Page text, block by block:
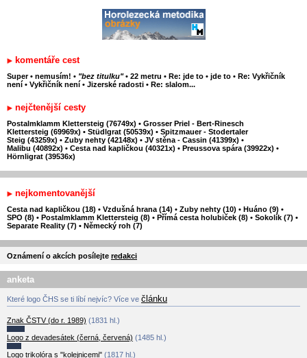
komentáře cest
Super • nemusím! • "bez titulku" • 22 metru • Re: jde to • jde to • Re: Vykřičník
není • Vykřičník není • Jizerské radosti • Re: slalom...
nejčtenější cesty
Postalmklamm Klettersteig (76749x) • Grosser Priel - Bert-Rinesch
Klettersteig (69969x) • Stüdlgrat (50539x) • Spitzmauer - Stodertaler
Steig (43259x) • Zuby nehty (42148x) • JV stěna - Cassin (41399x) •
Malibu (40892x) • Cesta nad kapličkou (40321x) • Preussova spára (39922x) •
Hörnligrat (39536x)
nejkomentovanější
Cesta nad kapličkou (18) • Vzdušná hrana (14) • Zuby nehty (10) • Huáno (9) •
SPO (8) • Postalmklamm Klettersteig (8) • Přímá cesta holubiček (8) • Sokolík (7) •
Separate Reality (7) • Německý roh (7)
Oznámení o akcích posílejte redakci
anketa
Které logo ČHS se ti líbí nejvíc? Více ve článku
Znak ČSTV (do r. 1989) (1831 hl.)
Logo z devadesátek (černá, červená) (1485 hl.)
Logo trikolóra s "kolejnicemi" (1817 hl.)